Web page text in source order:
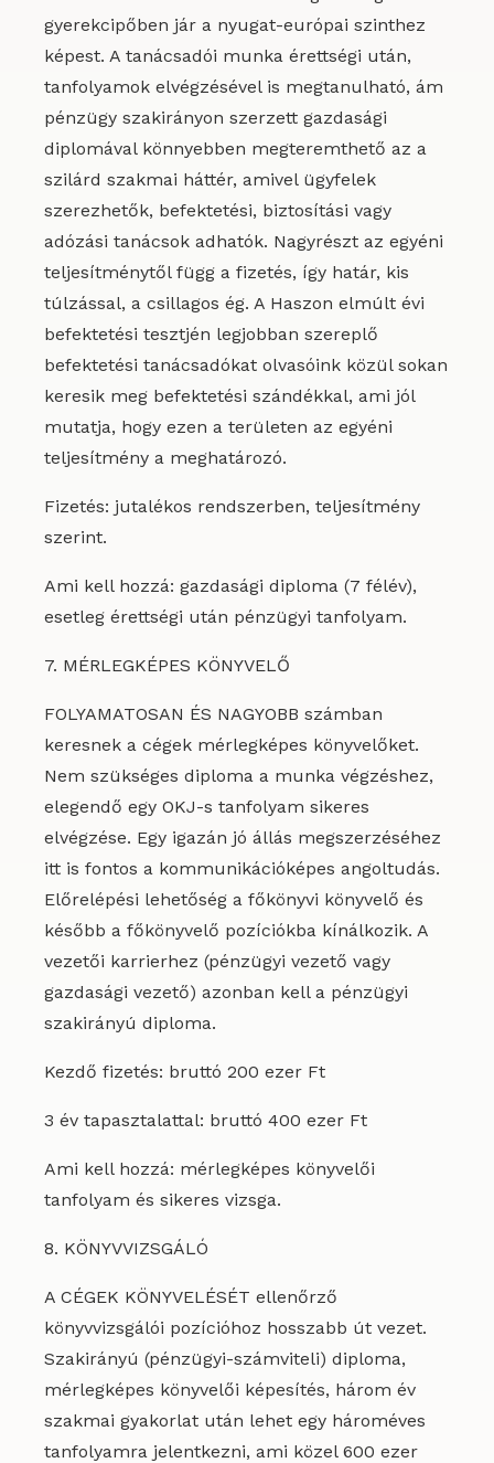
gyerekcipőben jár a nyugat-európai szinthez
képest. A tanácsadói munka érettségi után,
tanfolyamok elvégzésével is megtanulható, ám
pénzügy szakirányon szerzett gazdasági
diplomával könnyebben megteremthető az a
szilárd szakmai háttér, amivel ügyfelek
szerezhetők, befektetési, biztosítási vagy
adózási tanácsok adhatók. Nagyrészt az egyéni
teljesítménytől függ a fizetés, így határ, kis
túlzással, a csillagos ég. A Haszon elmúlt évi
befektetési tesztjén legjobban szereplő
befektetési tanácsadókat olvasóink közül sokan
keresik meg befektetési szándékkal, ami jól
mutatja, hogy ezen a területen az egyéni
teljesítmény a meghatározó.
Fizetés: jutalékos rendszerben, teljesítmény
szerint.
Ami kell hozzá: gazdasági diploma (7 félév),
esetleg érettségi után pénzügyi tanfolyam.
7. MÉRLEGKÉPES KÖNYVELŐ
FOLYAMATOSAN ÉS NAGYOBB számban
keresnek a cégek mérlegképes könyvelőket.
Nem szükséges diploma a munka végzéshez,
elegendő egy OKJ-s tanfolyam sikeres
elvégzése. Egy igazán jó állás megszerzéséhez
itt is fontos a kommunikációképes angoltudás.
Előrelépési lehetőség a főkönyvi könyvelő és
később a főkönyvelő pozíciókba kínálkozik. A
vezetői karrierhez (pénzügyi vezető vagy
gazdasági vezető) azonban kell a pénzügyi
szakirányú diploma.
Kezdő fizetés: bruttó 200 ezer Ft
3 év tapasztalattal: bruttó 400 ezer Ft
Ami kell hozzá: mérlegképes könyvelői
tanfolyam és sikeres vizsga.
8. KÖNYVVIZSGÁLÓ
A CÉGEK KÖNYVELÉSÉT ellenőrző
könyvvizsgálói pozícióhoz hosszabb út vezet.
Szakirányú (pénzügyi-számviteli) diploma,
mérlegképes könyvelői képesítés, három év
szakmai gyakorlat után lehet egy hároméves
tanfolyamra jelentkezni, ami közel 600 ezer